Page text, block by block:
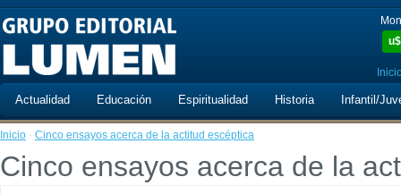
u$
Actualidad Educación Espiritualidad Historia Infantil/
Inicio · Cinco ensayos acerca de la actitud escéptica
Cinco ensayos acerca de la